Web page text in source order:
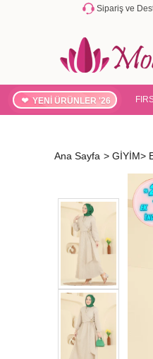
Sipariş ve
YENİ ÜRÜNLER '26
Ana Sayfa > GİYİM>